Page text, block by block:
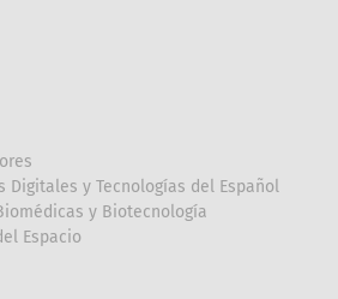
Digitales y Tecnologías del Español
y Biotecnología
Espacio